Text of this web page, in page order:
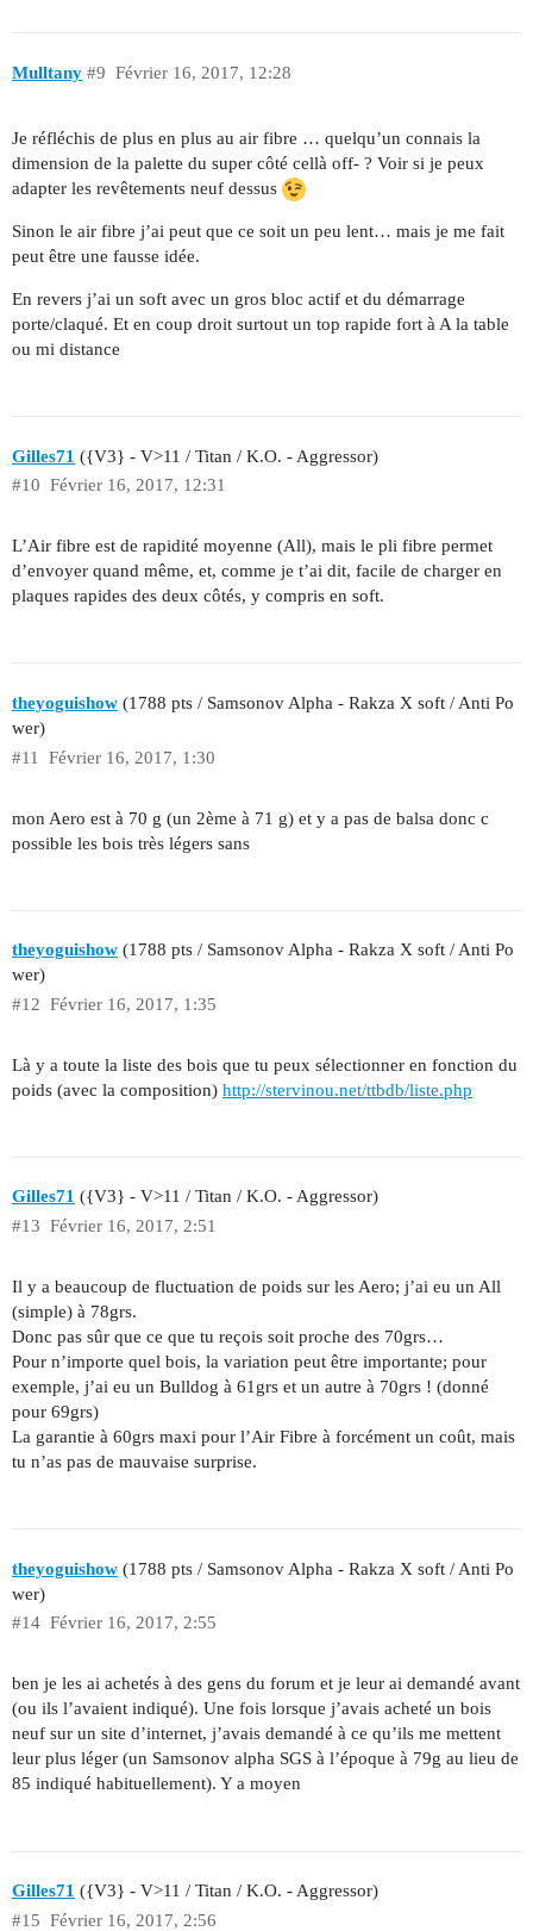
Mulltany Février 16, 2017, 12:28
#9
Je réfléchis de plus en plus au air fibre … quelqu’un connais la
dimension de la palette du super côté cellà off- ? Voir si je peux
adapter les revêtements neuf dessus
Sinon le air fibre j’ai peut que ce soit un peu lent… mais je me fait
peut être une fausse idée.
En revers j’ai un soft avec un gros bloc actif et du démarrage
porte/claqué. Et en coup droit surtout un top rapide fort à A la table
ou mi distance
Gilles71 ({V3} - V>11 / Titan / K.O. - Aggressor)
Février 16, 2017, 12:31
#10
L’Air fibre est de rapidité moyenne (All), mais le pli fibre permet
d’envoyer quand même, et, comme je t’ai dit, facile de charger en
plaques rapides des deux côtés, y compris en soft.
theyoguishow (1788 pts / Samsonov Alpha - Rakza X soft / Anti Po
wer)
Février 16, 2017, 1:30
#11
mon Aero est à 70 g (un 2ème à 71 g) et y a pas de balsa donc c
possible les bois très légers sans
theyoguishow (1788 pts / Samsonov Alpha - Rakza X soft / Anti Po
wer)
Février 16, 2017, 1:35
#12
Là y a toute la liste des bois que tu peux sélectionner en fonction du
poids (avec la composition) http://stervinou.net/ttbdb/liste.php
Gilles71 ({V3} - V>11 / Titan / K.O. - Aggressor)
Février 16, 2017, 2:51
#13
Il y a beaucoup de fluctuation de poids sur les Aero; j’ai eu un All
(simple) à 78grs.
Donc pas sûr que ce que tu reçois soit proche des 70grs…
Pour n’importe quel bois, la variation peut être importante; pour
exemple, j’ai eu un Bulldog à 61grs et un autre à 70grs ! (donné
pour 69grs)
La garantie à 60grs maxi pour l’Air Fibre à forcément un coût, mais
tu n’as pas de mauvaise surprise.
theyoguishow (1788 pts / Samsonov Alpha - Rakza X soft / Anti Po
wer)
Février 16, 2017, 2:55
#14
ben je les ai achetés à des gens du forum et je leur ai demandé avant
(ou ils l’avaient indiqué). Une fois lorsque j’avais acheté un bois
neuf sur un site d’internet, j’avais demandé à ce qu’ils me mettent
leur plus léger (un Samsonov alpha SGS à l’époque à 79g au lieu de
85 indiqué habituellement). Y a moyen
Gilles71 ({V3} - V>11 / Titan / K.O. - Aggressor)
Février 16, 2017, 2:56
#15